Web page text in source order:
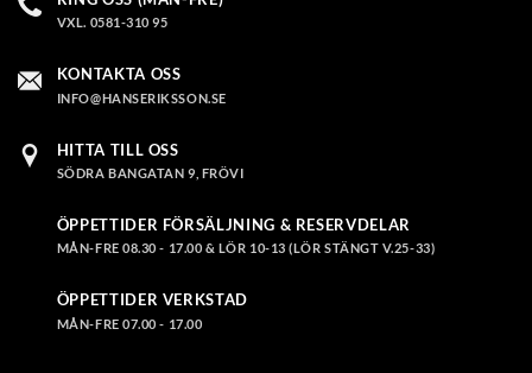
VXL. 0581-310 95
KONTAKTA OSS
INFO@HANSERIKSSON.SE
HITTA TILL OSS
SÖDRA BANGATAN 9, FRÖVI
ÖPPETTIDER FÖRSÄLJNING & RESERVDELAR
MÅN-FRE 08.30 - 17.00 & LÖR 10-13 (LÖR STÄNGT V.25-33)
ÖPPETTIDER VERKSTAD
MÅN-FRE 07.00 - 17.00